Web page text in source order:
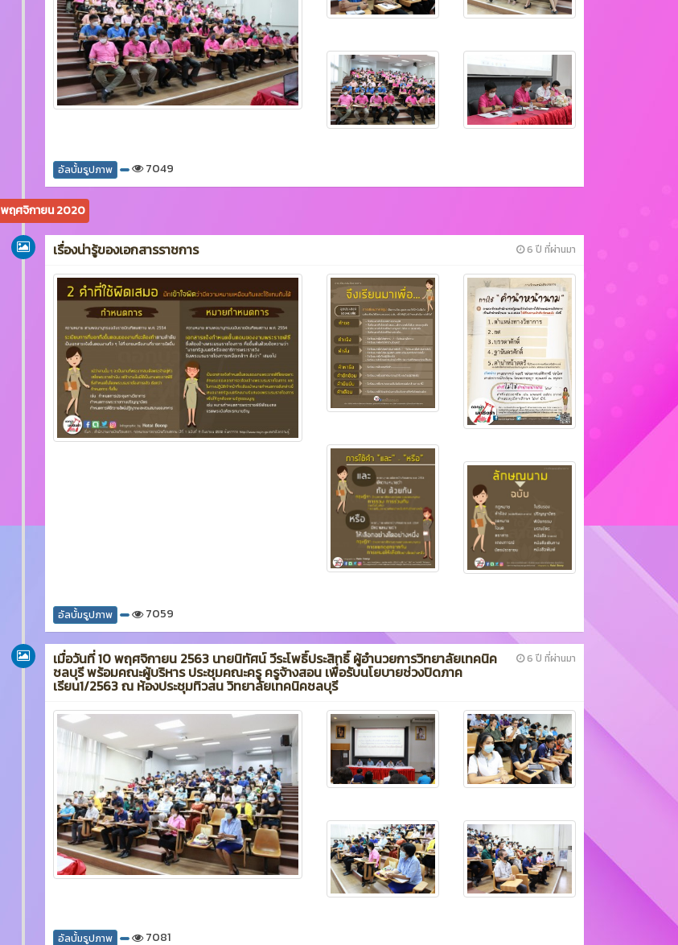
อัลบั้มรูปภาพ 7049
พฤศจิกายน 2020
6 ปี ที่ผ่านมา
เรื่องน่ารู้ของเอกสารราชการ
อัลบั้มรูปภาพ 7059
6 ปี ที่ผ่านมา
เมื่อวันที่ 10 พฤศจิกายน 2563 นายนิทัศน์ วีระโพธิ์ประสิทธิ์ ผู้อำนวยการวิทยาลัยเทคนิค
ชลบุรี พร้อมคณะผู้บริหาร ประชุมคณะครู ครูจ้างสอน เพื่อรับนโยบายช่วงปิดภาค
เรียน1/2563 ณ ห้องประชุมทิวสน วิทยาลัยเทคนิคชลบุรี
อัลบั้มรูปภาพ 7081